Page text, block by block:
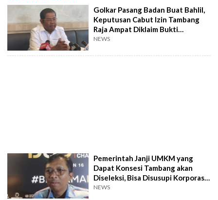
Golkar Pasang Badan Buat Bahlil,
Keputusan Cabut Izin Tambang
Raja Ampat Diklaim Bukti
ProRakyat
NEWS
Pemerintah Janji UMKM yang
Dapat Konsesi Tambang akan
Diseleksi, Bisa Disusupi Korporasi
Besar?
NEWS